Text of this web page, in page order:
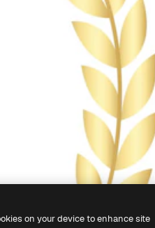
on your device to enhance site